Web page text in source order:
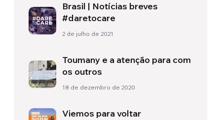
Brasil | Notícias breves
#daretocare
2 de julho de 2021
Toumany e a atenção para com
os outros
18 de dezembro de 2020
Viemos para voltar